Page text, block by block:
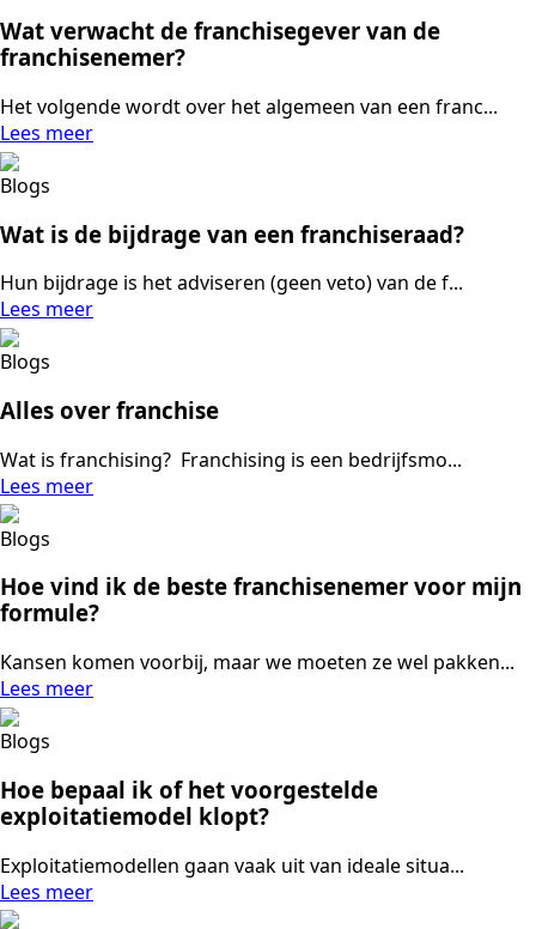
Wat verwacht de franchisegever van de
franchisenemer?
Het volgende wordt over het algemeen van een franc...
Lees meer
Blogs
Wat is de bijdrage van een franchiseraad?
Hun bijdrage is het adviseren (geen veto) van de f...
Lees meer
Blogs
Alles over franchise
Wat is franchising? Franchising is een bedrijfsmo...
Lees meer
Blogs
Hoe vind ik de beste franchisenemer voor mijn
formule?
Kansen komen voorbij, maar we moeten ze wel pakken...
Lees meer
Blogs
Hoe bepaal ik of het voorgestelde
exploitatiemodel klopt?
Exploitatiemodellen gaan vaak uit van ideale situa...
Lees meer